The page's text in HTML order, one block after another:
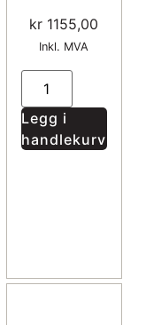
kr 1155,00
Inkl. MVA
Legg i
handlekurv